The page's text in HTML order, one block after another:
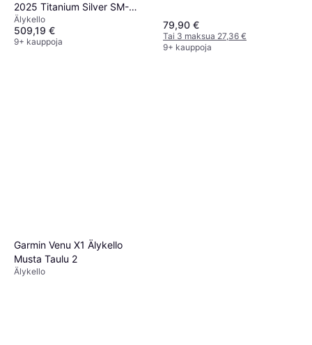
2025 Titanium Silver SM-
L705FZS2EUB
Älykello
509,19 €
9+ kauppoja
79,90 €
Tai 3 maksua 27,36 €
9+ kauppoja
Garmin Venu X1 Älykello
Musta Taulu 2
Älykello